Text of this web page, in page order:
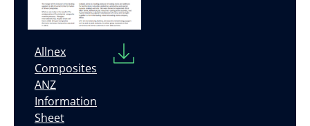
Allnex
Composites
ANZ
Information
Sheet